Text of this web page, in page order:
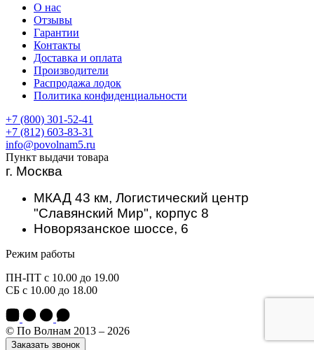
О нас
Отзывы
Гарантии
Контакты
Доставка и оплата
Производители
Распродажа лодок
Политика конфиденциальности
+7 (800) 301-52-41
+7 (812) 603-83-31
info@povolnam5.ru
Пункт выдачи товара
г. Москва
МКАД 43 км, Логистический центр
"Славянский Мир", корпус 8
Новорязанское шоссе, 6
Режим работы
ПН-ПТ с 10.00 до 19.00
СБ с 10.00 до 18.00
© По Волнам 2013 – 2026
Заказать звонок